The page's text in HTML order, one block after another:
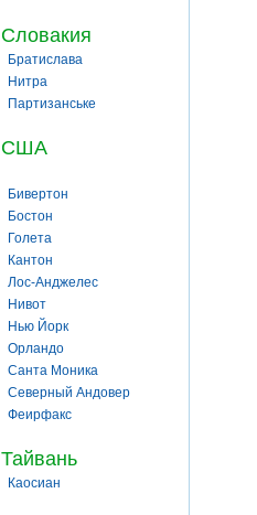
Словакия
Братислава
Нитра
Партизанське
США
Бивертон
Бостон
Голета
Кантон
Лос-Анджелес
Нивот
Нью Йорк
Орландо
Санта Моника
Северный Андовер
Феирфакс
Тайвань
Каосиан